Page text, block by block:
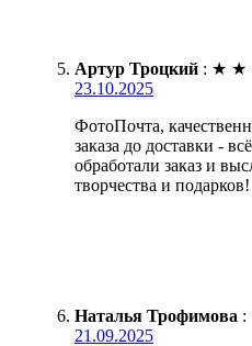
Артур Троцкий : ★ ★
23.10.2025
ФотоПочта,
заказа до доставки -
обработали заказ и
творчества и подарков!
Наталья Трофимова :
21.09.2025